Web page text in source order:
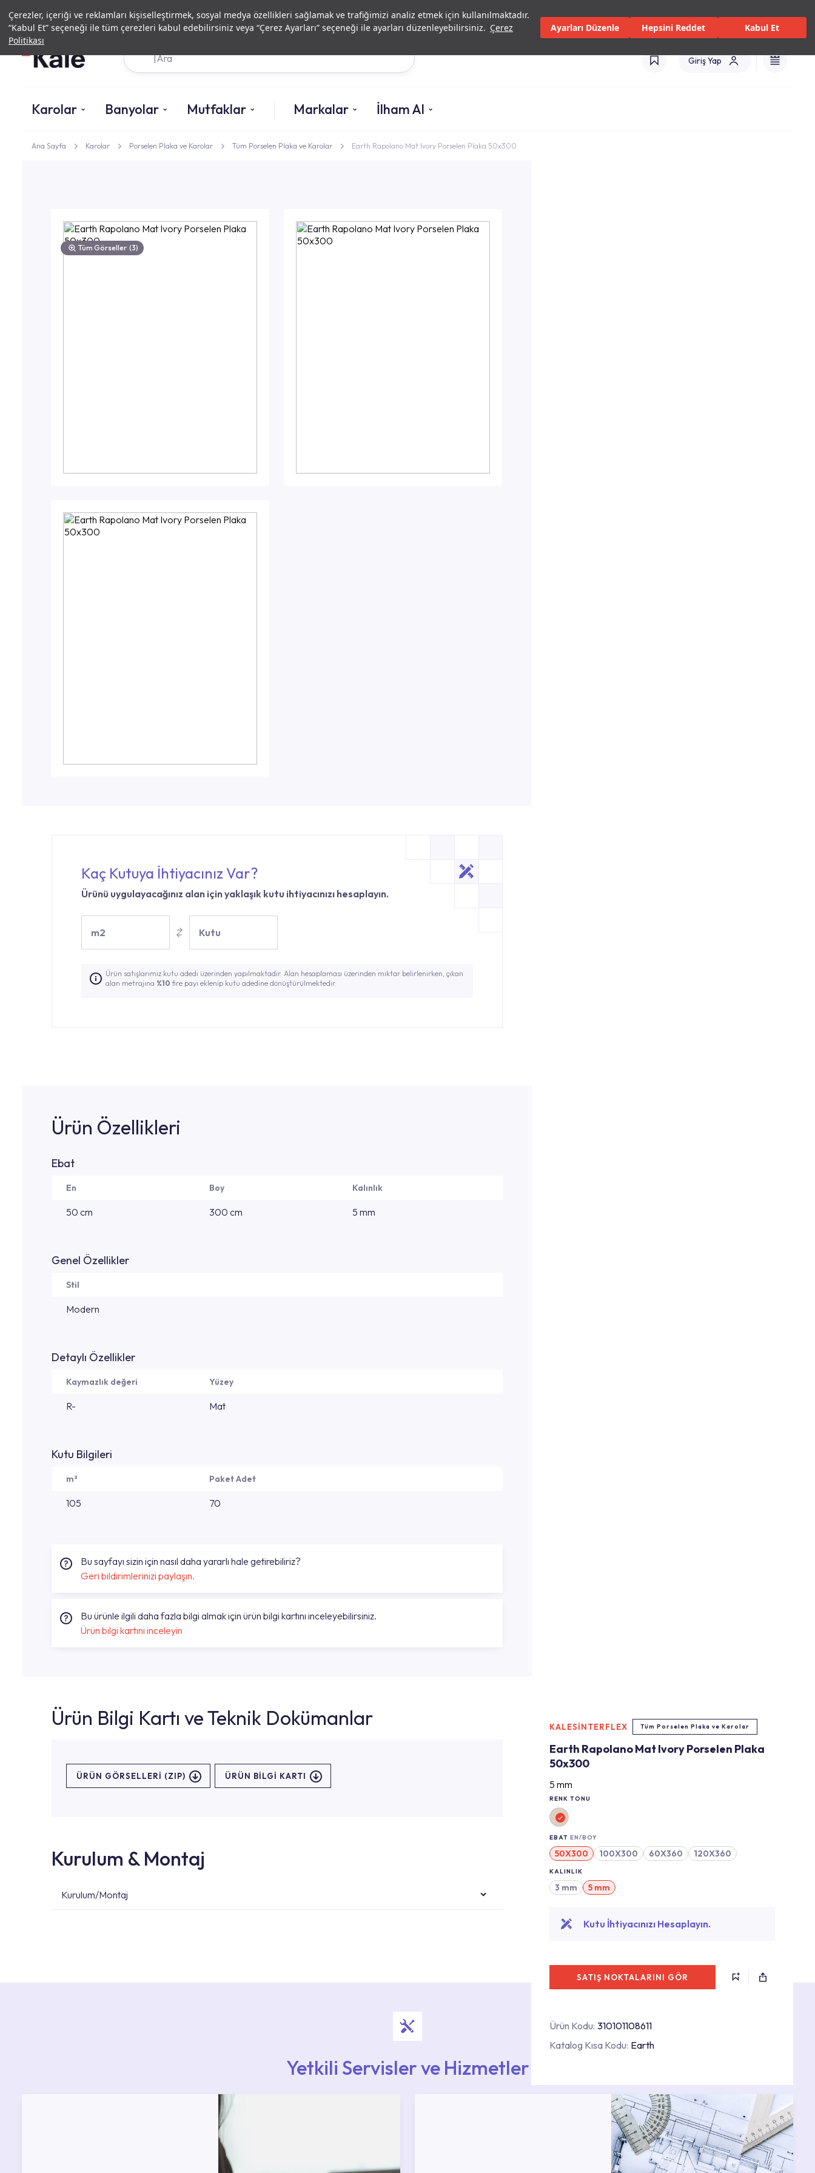
Çerezler, içeriği ve reklamları kişiselleştirmek, sosyal medya özellikleri sağlamak ve trafiğimizi analiz etmek için kullanılmaktadır.
“Kabul Et” seçeneği ile tüm çerezleri kabul edebilirsiniz veya “Çerez Ayarları” seçeneği ile ayarları düzenleyebilirsiniz. Çerez
Politikası
Ayarları Düzenle Hepsini Reddet Kabul Et
Yatırımcı İlişkileriYetkili Servisler ve HizmetlerMağazalarKataloglar Türkiye(TR)
Ara Giriş Yap
Karolar Banyolar Mutfaklar Markalar İlham Al
Ana Sayfa Karolar Porselen Plaka ve Karolar Tüm Porselen Plaka ve Karolar Earth Rapolano Mat Ivory Porselen Plaka 50x300
Tüm Görseller (3)
KALESİNTERFLEX Tüm Porselen Plaka ve Karolar
Earth Rapolano Mat Ivory Porselen Plaka
50x300
5 mm
RENK TONU
EBAT EN/BOY
50X300 100X300 60X360 120X360
KALINLIK
3 mm 5 mm
Kutu İhtiyacınızı Hesaplayın.
SATIŞ NOKTALARINI GÖR
Ürün Kodu: 310101108611
Katalog Kısa Kodu: Earth
Kaç Kutuya İhtiyacınız Var?
Ürünü uygulayacağınız alan için yaklaşık kutu ihtiyacınızı hesaplayın.
m2 Kutu
Ürün satışlarımız kutu adedi üzerinden yapılmaktadır. Alan hesaplaması üzerinden miktar belirlenirken, çıkan
alan metrajına %10 fire payı eklenip kutu adedine dönüştürülmektedir.
Ürün Özellikleri
Ebat
En Boy Kalınlık
50 cm 300 cm 5 mm
Genel Özellikler
Stil
Modern
Detaylı Özellikler
Kaymazlık değeri Yüzey
R- Mat
Kutu Bilgileri
m² Paket Adet
105 70
Bu sayfayı sizin için nasıl daha yararlı hale getirebiliriz?
Geri bildirimlerinizi paylaşın.
Bu ürünle ilgili daha fazla bilgi almak için ürün bilgi kartını inceleyebilirsiniz.
Ürün bilgi kartını inceleyin
Ürün Bilgi Kartı ve Teknik Dokümanlar
ÜRÜN GÖRSELLERI (ZIP) ÜRÜN BILGI KARTI
Kurulum & Montaj
Kurulum/Montaj
Yetkili Servisler ve Hizmetler